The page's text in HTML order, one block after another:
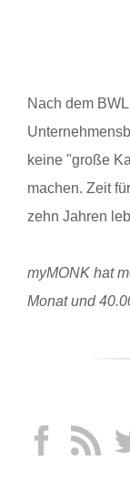
Nach dem
keine "große
machen. Zeit
zehn Jahren
myMONK hat
Monat und